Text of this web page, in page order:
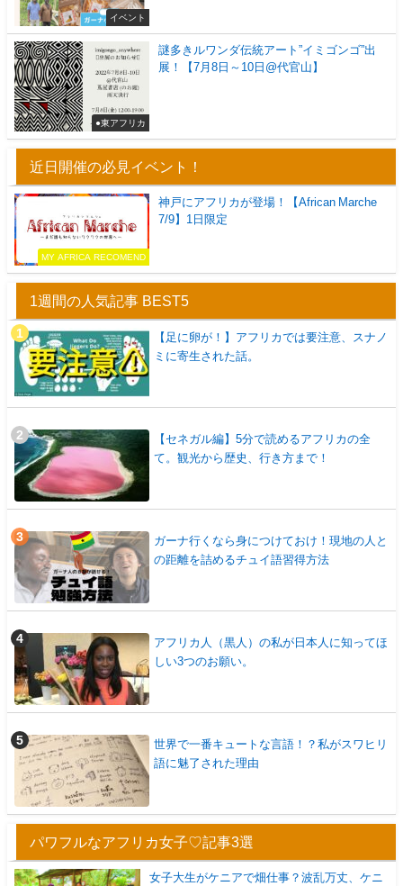
イベント
●東アフリカ
謎多きルワンダ伝統アート”イミゴンゴ”出
展！【7月8日～10日@代官山】
近日開催の必見イベント！
MY AFRICA RECOMEND
神戸にアフリカが登場！【African Marche
7/9】1日限定
1週間の人気記事 BEST5
【足に卵が！】アフリカでは要注意、スナノ
ミに寄生された話。
【セネガル編】5分で読めるアフリカの全
て。観光から歴史、行き方まで！
ガーナ行くなら身につけておけ！現地の人と
の距離を詰めるチュイ語習得方法
アフリカ人（黒人）の私が日本人に知ってほ
しい3つのお願い。
世界で一番キュートな言語！？私がスワヒリ
語に魅了された理由
パワフルなアフリカ女子♡記事3選
女子大生がケニアで畑仕事？波乱万丈、ケニ